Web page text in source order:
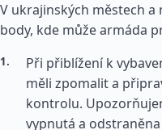
V ukrajinských městech
body, kde může armáda
Při přiblížení k
měli zpomalit a
kontrolu.
vypnutá a